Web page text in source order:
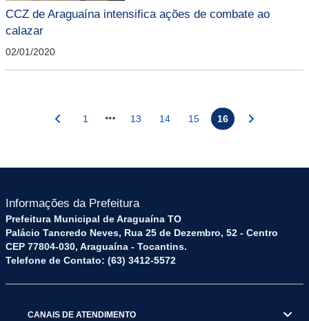
CCZ de Araguaína intensifica ações de combate ao
calazar
02/01/2020
1 13 14 15 16
Informações da Prefeitura
Prefeitura Municipal de Araguaína TO
Palácio Tancredo Neves, Rua 25 de Dezembro, 52 - Centro
CEP 77804-030, Araguaína - Tocantins.
Telefone de Contato: (63) 3412-5572
CANAIS DE ATENDIMENTO